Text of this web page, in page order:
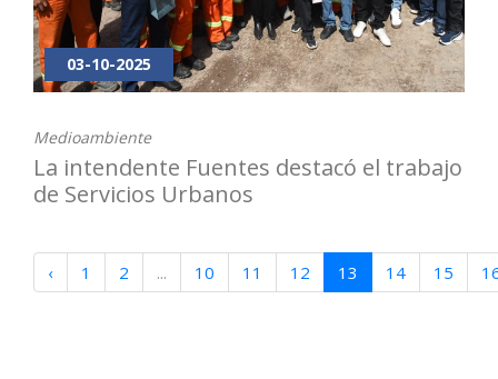
03-10-2025
Medioambiente
La intendente Fuentes destacó el trabajo
de Servicios Urbanos
‹ 1 2 ... 10 11 12 13 14 15